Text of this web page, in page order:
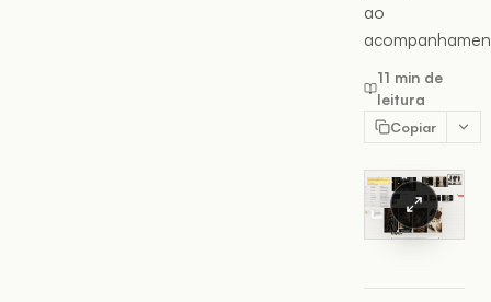
ao
11 min de
leitura
Copiar